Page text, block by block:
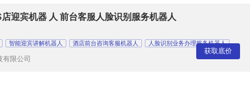
迎宾机器 人 前台客服人脸识别服务机器人
智能迎宾讲解机器人 酒店前台咨询客服机器人 人脸识别业务办理服务机器人
有限公司
获取底价